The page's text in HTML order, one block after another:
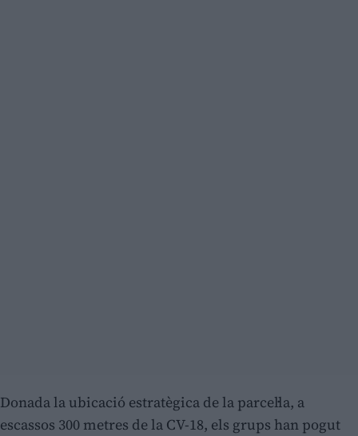
Donada la ubicació estratègica de la parcel·la, a
escassos 300 metres de la CV-18, els grups han pogut